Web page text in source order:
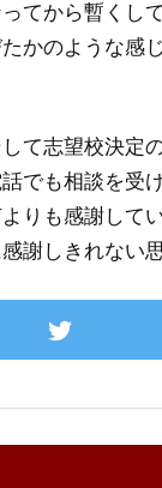
てから暫くし
かのような感
て志望校決定
でも相談を受
りも感謝して
謝しきれない